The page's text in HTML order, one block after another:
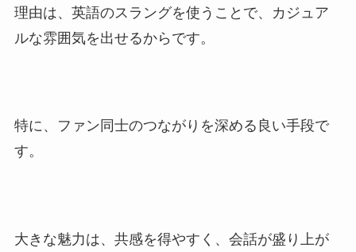
理由は、英語のスラングを使うことで、カジュア
ルな雰囲気を出せるからです。
特に、ファン同士のつながりを深める良い手段で
す。
大きな魅力は、共感を得やすく、会話が盛り上が